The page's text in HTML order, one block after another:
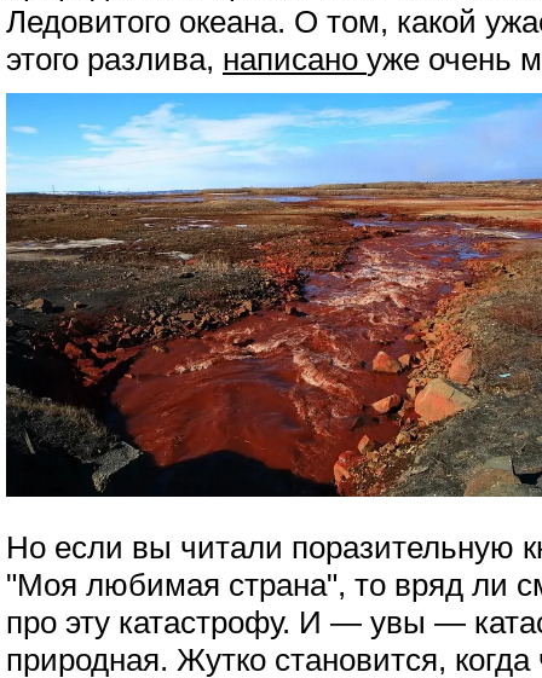
Ледовитого океана. О том, какой
этого разлива, написано уже очень
Но если вы читали поразительную
"Моя любимая страна", то вряд ли
про эту катастрофу. И — увы —
природная. Жутко становится,